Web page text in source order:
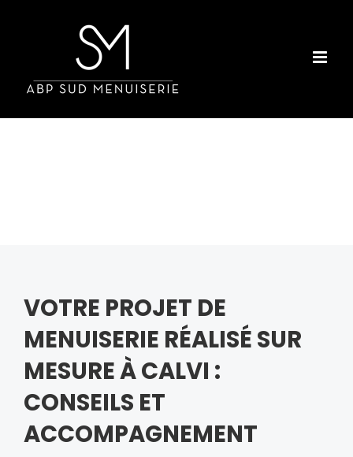
VOTRE PROJET DE
MENUISERIE RÉALISÉ SUR
MESURE À CALVI :
CONSEILS ET
ACCOMPAGNEMENT